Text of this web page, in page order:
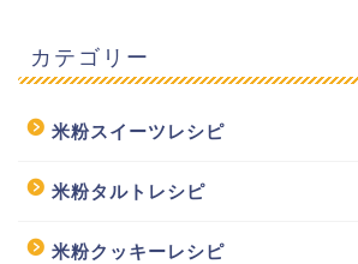
カテゴリー
米粉スイーツレシピ
米粉タルトレシピ
米粉クッキーレシピ